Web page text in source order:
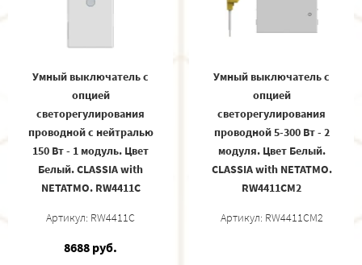
Умный выключатель с
опцией
светорегулирования
проводной с нейтралью
150 Вт - 1 модуль. Цвет
Белый. CLASSIA with
NETATMO. RW4411C
Артикул: RW4411C
8688 руб.
Умный выключатель с
опцией
светорегулирования
проводной 5-300 Вт - 2
модуля. Цвет Белый.
CLASSIA with NETATMO.
RW4411CM2
Артикул: RW4411CM2